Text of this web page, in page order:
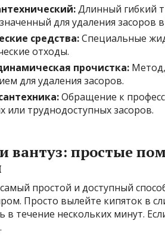
Длинный гибкий
для удаления засоров
средства:Специальные
отходы.
прочистка:
для удаления засоров.
Обращение к
или труднодоступных засоров.
вантуз: простые
простой и доступный
Просто вылейте кипяток в
в течение нескольких минут.